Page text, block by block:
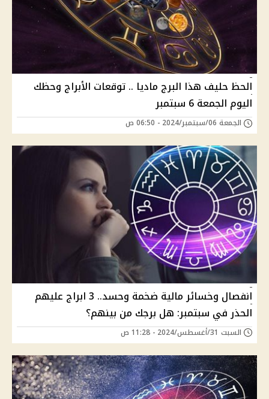
الحظ حليف هذا البرج ماديا .. توقعات الأبراج وحظك
اليوم الجمعة 6 سبتمبر
الجمعة 06/سبتمبر/2024 - 06:50 ص
انفصال وخسائر مالية ضخمة وحسد.. 3 ابراج عليهم
الحذر في سبتمبر: هل برجك من بينهم؟
السبت 31/أغسطس/2024 - 11:28 ص